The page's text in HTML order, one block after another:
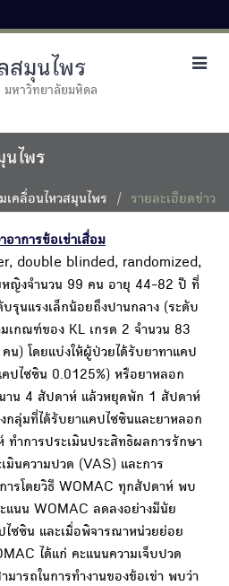
สมุนไพร
มหาวิทยาลัยมหิดล
นไพร
เคลื่อนไหวสมุนไพร รายละเอียดข่าว
าการข้อเข่าเสื่อม
double blinded, randomized,
ญิงจำนวน 99 คน อายุ 44-82 ปี ที่
บรุนแรงเล็กน้อยถึงปานกลาง (ระดับ
เกณฑ์ของ KL เกรด 2 จำนวน 83
น) โดยแบ่งให้ผู้ป่วยได้รับยาทาแคป
ไซซิน 0.0125%) หรือยาหลอก
าน 4 สัปดาห์ แล้วหยุดพัก 1 สัปดาห์
กลุ่มที่ได้รับยาแคปไซซินและยาหลอก
ทำการประเมินประสิทธิผลการรักษา
มินความปวด (VAS) และการ
ารโดยวิธี WOMAC ทุกสัปดาห์ พบ
แนน WOMAC ลดลงอย่างมีนัย
ไซซิน และเมื่อพิจารณาหน่วยย่อย
ได้แก่ คะแนนความเจ็บปวด
ารถในการทำงานของข้อเข่า พบว่า